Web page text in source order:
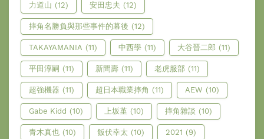
力道山 (12) 安田忠夫 (12)
摔角名勝負與那些事件的幕後 (12)
TAKAYAMANIA (11) 中西學 (11) 大谷晉二郎 (11)
平田淳嗣 (11) 新間壽 (11) 老虎服部 (11)
超強機器 (11) 超日本職業摔角 (11) AEW (10)
Gabe Kidd (10) 上坂堇 (10) 摔角雜談 (10)
青木真也 (10) 飯伏幸太 (10) 2021 (9)